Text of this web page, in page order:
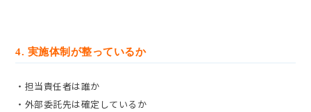
4. 実施体制が整っているか
・担当責任者は誰か
・外部委託先は確定しているか